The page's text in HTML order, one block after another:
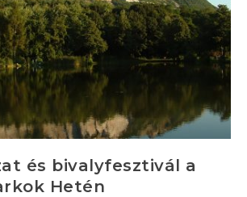
és bivalyfesztivál a
Hetén